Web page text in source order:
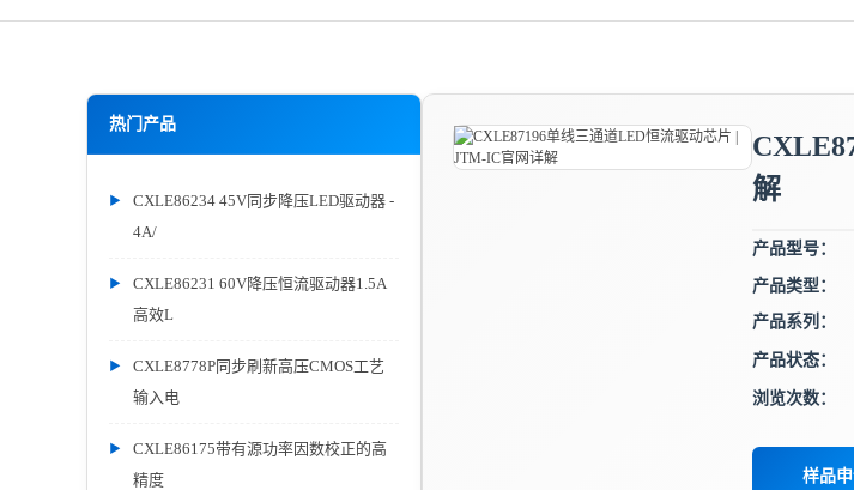
热门产品
CXLE86234 45V同步降压LED驱动器 -
4A/
CXLE86231 60V降压恒流驱动器1.5A
高效L
CXLE8778P同步刷新高压CMOS工艺
输入电
CXLE86175带有源功率因数校正的高
精度
解
产品型号：
产品类型：
产品系列：
产品状态：
浏览次数：
样品